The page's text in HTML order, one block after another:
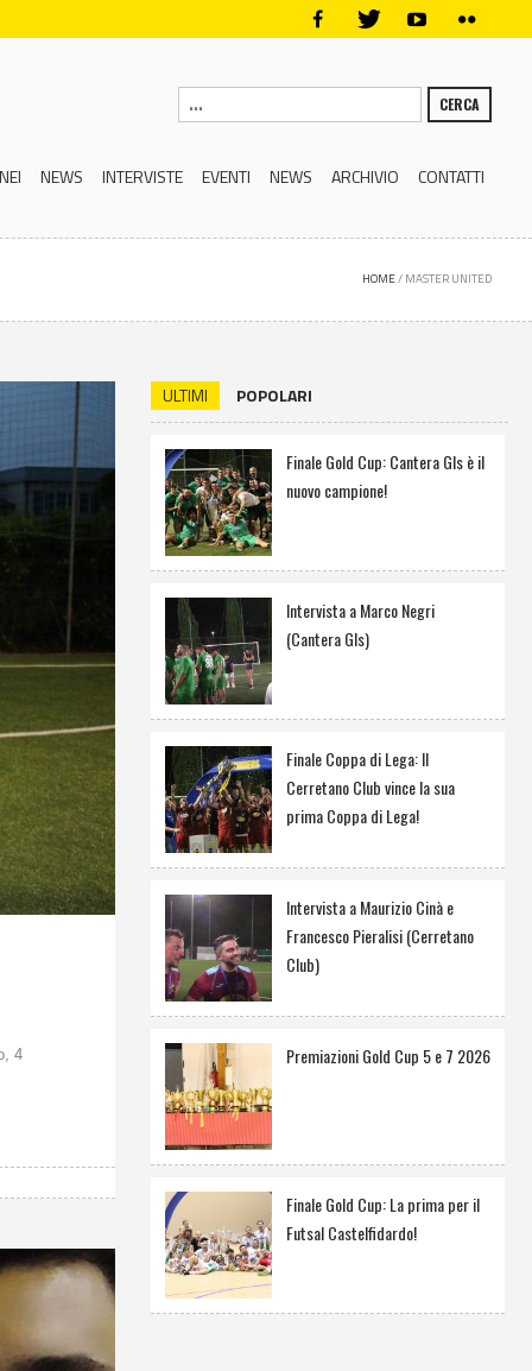
CERCA
NEWS INTERVISTE EVENTI NEWS ARCHIVIO CONTATTI
HOME/ MASTER UNITED
4
ULTIMI POPOLARI
Finale Gold Cup: Cantera Gls è il
nuovo campione!
Intervista a Marco Negri
(Cantera Gls)
Finale Coppa di Lega: Il
Cerretano Club vince la sua
prima Coppa di Lega!
Intervista a Maurizio Cinà e
Francesco Pieralisi (Cerretano
Club)
Premiazioni Gold Cup 5 e 7 2026
Finale Gold Cup: La prima per il
Futsal Castelfidardo!